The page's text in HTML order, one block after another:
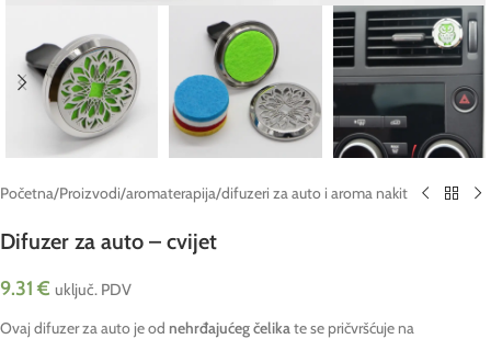
Početna/Proizvodi/aromaterapija/difuzeri za auto i aroma nakit
Difuzer za auto – cvijet
9.31 € uključ. PDV
Ovaj difuzer za auto je od nehrđajućeg čelikate se pričvršćuje na